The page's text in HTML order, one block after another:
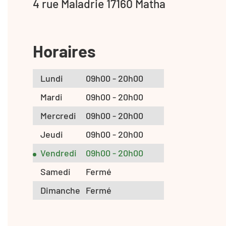
4 rue Maladrie 17160 Matha
Horaires
Lundi
09h00 - 20h00
Mardi
09h00 - 20h00
Mercredi
09h00 - 20h00
Jeudi
09h00 - 20h00
Vendredi
09h00 - 20h00
Samedi
Fermé
Dimanche Fermé